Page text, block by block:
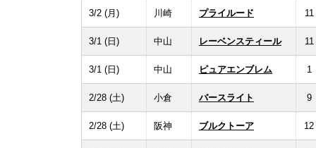
3/2 (月) 川崎 プライルード 11
3/1 (日) 中山 レーベンスティール 11
3/1 (日) 中山 ピュアエンブレム 1
2/28 (土) 小倉 バースライト 9
2/28 (土) 阪神 ブルクトーア 12